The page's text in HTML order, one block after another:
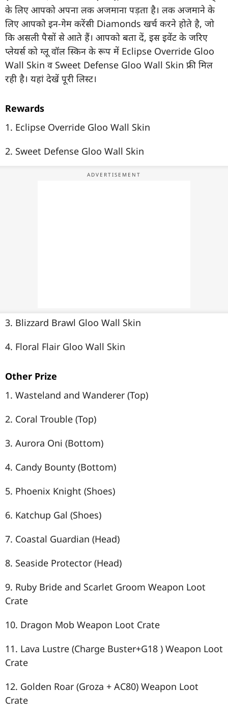
के लिए आपको अपना लक अजमाना पड़ता है। लक अजमाने के
लिए आपको इन-गेम करेंसी Diamonds खर्च करने होते है, जो
कि असली पैसों से आते हैं। आपको बता दें, इस इवेंट के जरिए
प्लेयर्स को ग्लू वॉल स्किन के रूप में Eclipse Override Gloo
Wall Skin व Sweet Defense Gloo Wall Skin फ्री मिल
रही है। यहां देखें पूरी लिस्ट।
Rewards
1. Eclipse Override Gloo Wall Skin
2. Sweet Defense Gloo Wall Skin
3. Blizzard Brawl Gloo Wall Skin
4. Floral Flair Gloo Wall Skin
Other Prize
1. Wasteland and Wanderer (Top)
2. Coral Trouble (Top)
3. Aurora Oni (Bottom)
4. Candy Bounty (Bottom)
5. Phoenix Knight (Shoes)
6. Katchup Gal (Shoes)
7. Coastal Guardian (Head)
8. Seaside Protector (Head)
9. Ruby Bride and Scarlet Groom Weapon Loot
Crate
10. Dragon Mob Weapon Loot Crate
11. Lava Lustre (Charge Buster+G18 ) Weapon Loot
Crate
12. Golden Roar (Groza + AC80) Weapon Loot
Crate